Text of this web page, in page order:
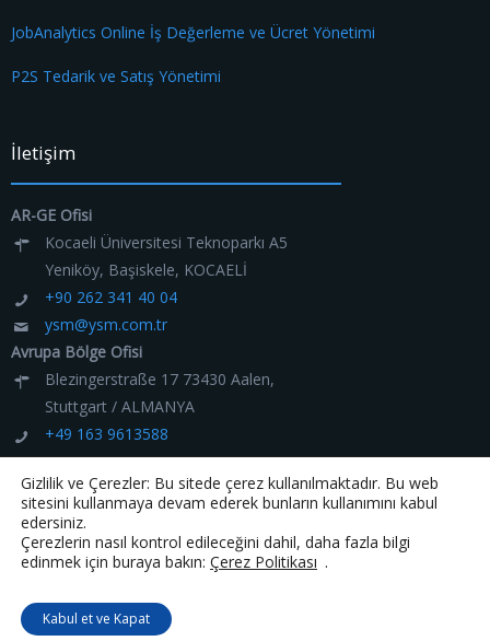
JobAnalytics Online İş Değerleme ve Ücret Yönetimi
P2S Tedarik ve Satış Yönetimi
İletişim
AR-GE Ofisi
Kocaeli Üniversitesi Teknoparkı A5
Yeniköy, Başiskele, KOCAELİ
+90 262 341 40 04
ysm@ysm.com.tr
Avrupa Bölge Ofisi
Blezingerstraße 17 73430 Aalen,
Stuttgart / ALMANYA
+49 163 9613588
ysm@ysm.com.tr
© 2007 - 2026 YSM Yazılım ve Bilişim Teknolojileri Ltd. Şti.
Gizlilik ve Çerezler: Bu sitede çerez kullanılmaktadır. Bu web
sitesini kullanmaya devam ederek bunların kullanımını kabul
edersiniz.
Çerezlerin nasıl kontrol edileceğini dahil, daha fazla bilgi
edinmek için buraya bakın: Çerez Politikası .
Kabul et ve Kapat